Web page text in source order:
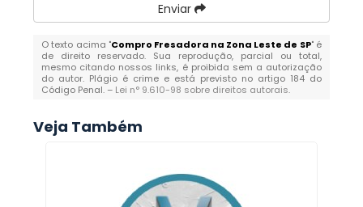
Enviar
O texto acima "Compro Fresadora na Zona Leste de SP" é
de direito reservado. Sua reprodução, parcial ou total,
mesmo citando nossos links, é proibida sem a autorização
do autor. Plágio é crime e está previsto no artigo 184 do
Código Penal. – Lei n° 9.610-98 sobre direitos autorais.
Veja Também